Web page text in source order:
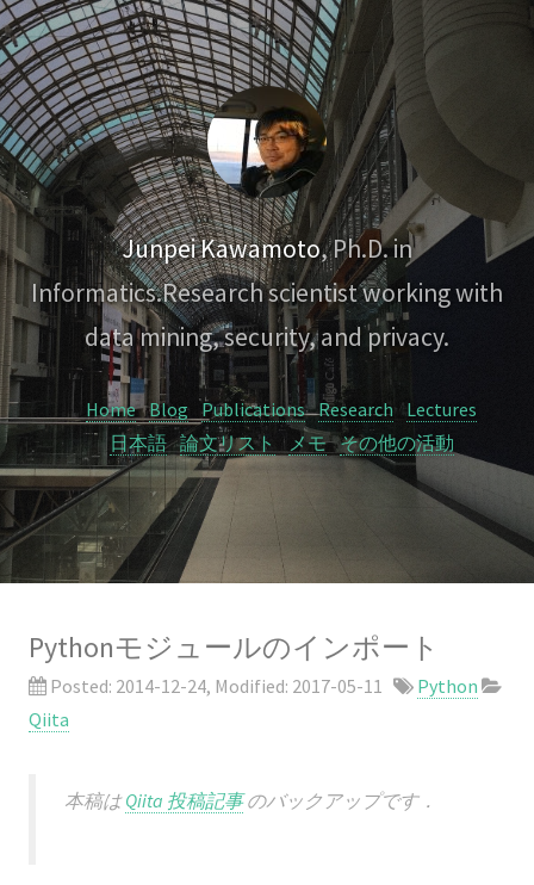
Junpei Kawamoto, Ph.D. in
Informatics.Research scientist working with
data mining, security, and privacy.
Home Blog Publications Research
Lectures
日本語 論文リスト メモ その他の活動
Pythonモジュールのインポート
Posted: 2014-12-24, Modified: 2017-05-11
Python
Qiita
本稿はQiita 投稿記事のバックアップです．